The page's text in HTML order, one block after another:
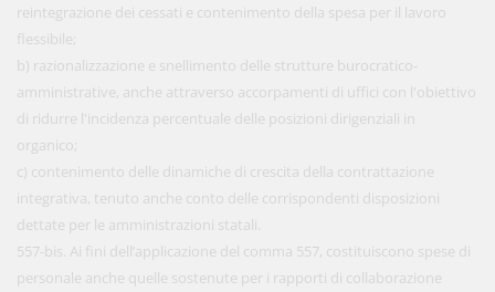
reintegrazione dei cessati e contenimento della spesa per il lavoro
flessibile;
b) razionalizzazione e snellimento delle strutture burocratico-
amministrative, anche attraverso accorpamenti di uffici con l'obiettivo
di ridurre l'incidenza percentuale delle posizioni dirigenziali in
organico;
c) contenimento delle dinamiche di crescita della contrattazione
integrativa, tenuto anche conto delle corrispondenti disposizioni
dettate per le amministrazioni statali.
557-bis. Ai fini dell’applicazione del comma 557, costituiscono spese di
personale anche quelle sostenute per i rapporti di collaborazione